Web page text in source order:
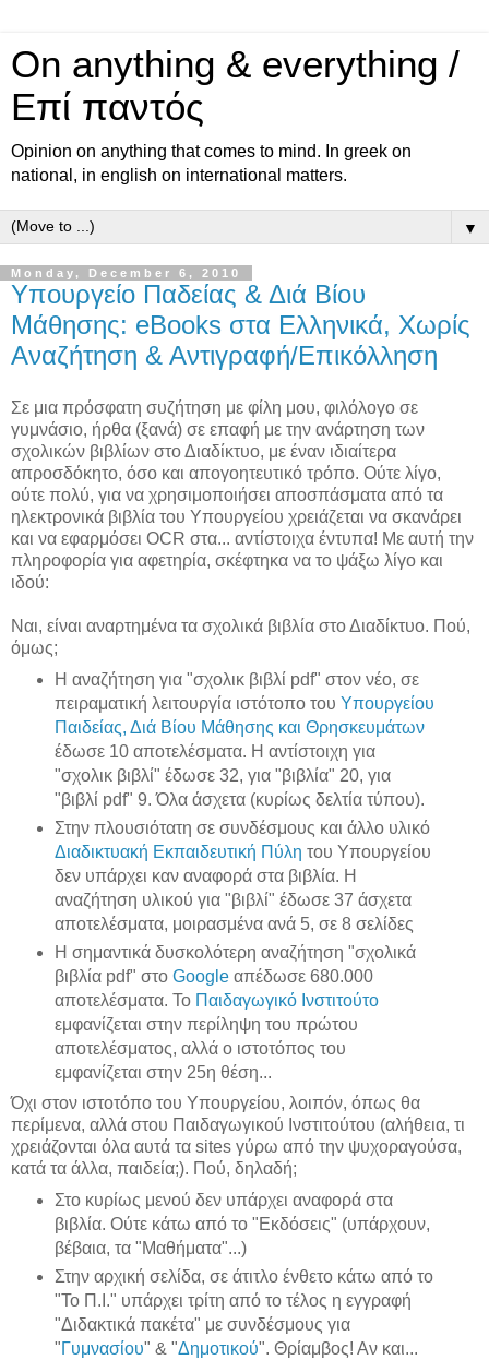
On anything & everything /
Επί παντός
Opinion on anything that comes to mind. In greek on
national, in english on international matters.
▼
Monday, December 6, 2010
Υπουργείο Παδείας & Διά Βίου
Μάθησης: eBooks στα Ελληνικά, Χωρίς
Αναζήτηση & Αντιγραφή/Επικόλληση
Σε μια πρόσφατη συζήτηση με φίλη μου, φιλόλογο σε
γυμνάσιο, ήρθα (ξανά) σε επαφή με την ανάρτηση των
σχολικών βιβλίων στο Διαδίκτυο, με έναν ιδιαίτερα
απροσδόκητο, όσο και απογοητευτικό τρόπο. Ούτε λίγο,
ούτε πολύ, για να χρησιμοποιήσει αποσπάσματα από τα
ηλεκτρονικά βιβλία του Υπουργείου χρειάζεται να σκανάρει
και να εφαρμόσει OCR στα... αντίστοιχα έντυπα! Με αυτή την
πληροφορία για αφετηρία, σκέφτηκα να το ψάξω λίγο και
ιδού:
Ναι, είναι αναρτημένα τα σχολικά βιβλία στο Διαδίκτυο. Πού,
όμως;
Η αναζήτηση για "σχολικ βιβλί pdf" στον νέο, σε
πειραματική λειτουργία ιστότοπο του Υπουργείου
Παιδείας, Διά Βίου Μάθησης και Θρησκευμάτων
έδωσε 10 αποτελέσματα. Η αντίστοιχη για
"σχολικ βιβλί" έδωσε 32, για "βιβλία" 20, για
"βιβλί pdf" 9. Όλα άσχετα (κυρίως δελτία τύπου).
Στην πλουσιότατη σε συνδέσμους και άλλο υλικό
Διαδικτυακή Εκπαιδευτική Πύλη του Υπουργείου
δεν υπάρχει καν αναφορά στα βιβλία. Η
αναζήτηση υλικού για "βιβλί" έδωσε 37 άσχετα
αποτελέσματα, μοιρασμένα ανά 5, σε 8 σελίδες
Η σημαντικά δυσκολότερη αναζήτηση "σχολικά
βιβλία pdf" στο Googleαπέδωσε 680.000
αποτελέσματα. Το Παιδαγωγικό Ινστιτούτο
εμφανίζεται στην περίληψη του πρώτου
αποτελέσματος, αλλά ο ιστοτόπος του
εμφανίζεται στην 25η θέση...
Όχι στον ιστοτόπο του Υπουργείου, λοιπόν, όπως θα
περίμενα, αλλά στου Παιδαγωγικού Ινστιτούτου (αλήθεια, τι
χρειάζονται όλα αυτά τα sites γύρω από την ψυχοραγούσα,
κατά τα άλλα, παιδεία;). Πού, δηλαδή;
Στο κυρίως μενού δεν υπάρχει αναφορά στα
βιβλία. Ούτε κάτω από το "Εκδόσεις" (υπάρχουν,
βέβαια, τα "Μαθήματα"...)
Στην αρχική σελίδα, σε άτιτλο ένθετο κάτω από το
"Το Π.Ι." υπάρχει τρίτη από το τέλος η εγγραφή
"Διδακτικά πακέτα" με συνδέσμους για
"Γυμνασίου" & "Δημοτικού". Θρίαμβος! Αν και...